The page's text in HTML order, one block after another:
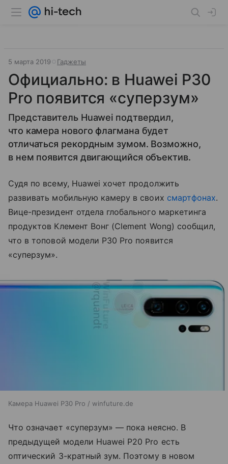
5 марта 2019 Гаджеты
Официально: в Huawei P30
Pro появится «суперзум»
Представитель Huawei подтвердил,
что камера нового флагмана будет
отличаться рекордным зумом. Возможно,
в нем появится двигающийся объектив.
Судя по всему, Huawei хочет продолжить
развивать мобильную камеру в своих смартфонах.
Вице-президент отдела глобального маркетинга
продуктов Клемент Вонг (Clement Wong) сообщил,
что в топовой модели P30 Pro появится
«суперзум».
Камера Huawei P30 Pro / winfuture.de
Что означает «суперзум» — пока неясно. В
предыдущей модели Huawei P20 Pro есть
оптический 3-кратный зум. Поэтому в новом